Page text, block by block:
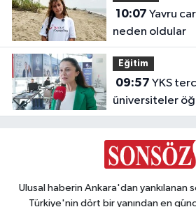
10:07
neden oldular
Eğitim
09:57
üniversiteler
geleceğini
Ulusal haberin Ankara'dan yankılanan
Türkiye'nin dört bir yanından en